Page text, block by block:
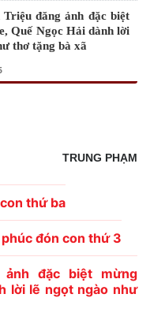
đăng ảnh đặc biệt
Quế Ngọc Hải dành lời
thơ tặng bà xã
TRUNG PHẠM
thứ ba
đón con thứ 3
đặc biệt mừng
lời lẽ ngọt ngào như